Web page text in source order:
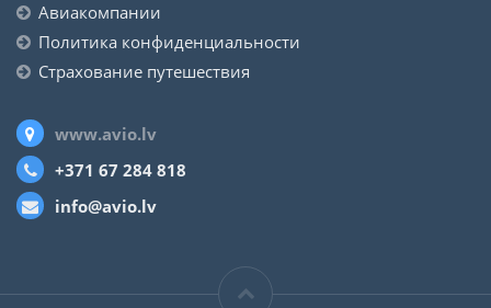
Авиакомпании
Политика конфиденциальности
Страхование путешествия
www.avio.lv
+371 67 284 818
info@avio.lv